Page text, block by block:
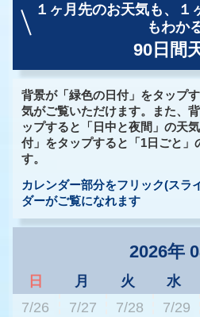
１ヶ月先のお天気も、
１
もわか
90日間
背景が「緑色の日付」をタップ
気がご覧いただけます。また、
ップすると「日中と夜間」の天
付」をタップすると「1日ごと」
す。
カレンダー部分をフリック(スラ
ダーがご覧になれます
2026年
日 月 火 水
7/26
7/27 7/28 7/29